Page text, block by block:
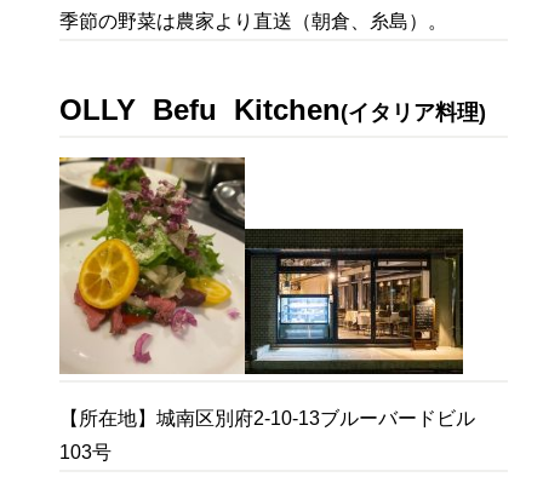
季節の野菜は農家より直送（朝倉、糸島）。
OLLY Befu Kitchen(イタリア料理)
【所在地】城南区別府2-10-13ブルーバードビル
103号